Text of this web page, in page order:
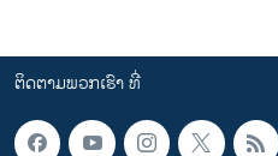
ຕິດຕາມພວກເຮົາ ທີ່